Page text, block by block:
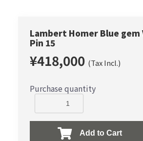
Lambert Homer Blue gem
Pin 15
¥418,000 (Tax Incl.)
Purchase quantity
Add to Cart